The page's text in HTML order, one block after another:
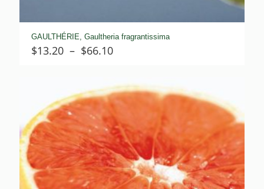
GAULTHÉRIE, Gaultheria fragrantissima
$13.20 – $66.10Plage
$13.20
à
$66.10